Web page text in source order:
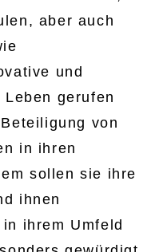
aber auch
und
gerufen
von
in ihren
sollen sie ihre
ihnen
ihrem Umfeld